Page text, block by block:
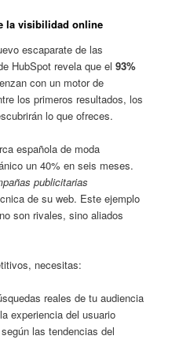
la visibilidad online
escaparate de las
HubSpot revela que el93%
con un motor de
los primeros resultados, los
lo que ofreces.
española de moda
un 40% en seis meses.
publicitarias
de su web. Este ejemplo
son rivales, sino aliados
necesitas:
reales de tu audiencia
experiencia del usuario
las tendencias del